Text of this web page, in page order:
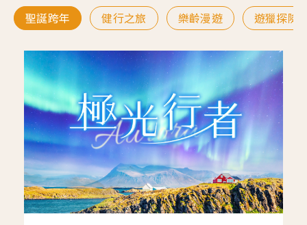
聖誕跨年 健行之旅 樂齡漫遊 遊獵探險